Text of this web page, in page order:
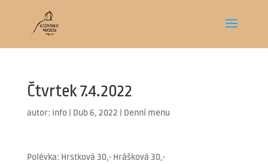
Čtvrtek 7.4.2022
autor: info| Dub 6, 2022 | Denní menu
Polévka: Hrstková 30,- Hrášková 30,-